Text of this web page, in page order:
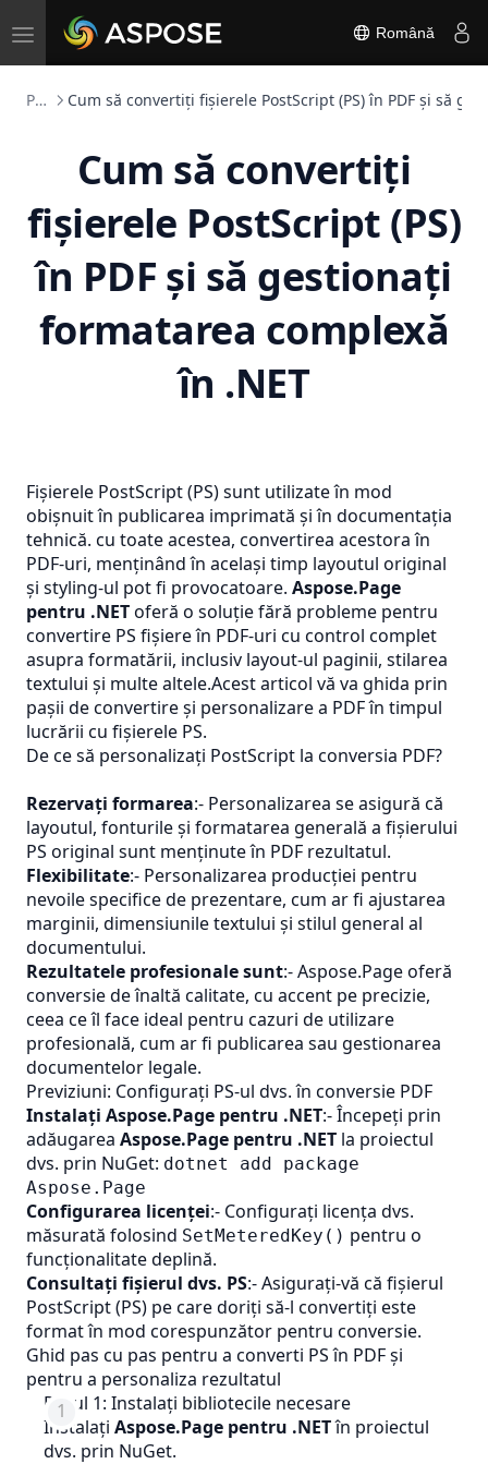
Toggle
navigation
Română
PS Convertită Cum să convertiți fișierele PostScript (PS) în PDF și să
Cum să convertiți
fișierele PostScript (PS)
în PDF și să gestionați
formatarea complexă
în .NET
Fișierele PostScript (PS) sunt utilizate în mod
obișnuit în publicarea imprimată și în documentația
tehnică. cu toate acestea, convertirea acestora în
PDF-uri, menținând în același timp layoutul original
și styling-ul pot fi provocatoare. Aspose.Page
pentru .NEToferă o soluție fără probleme pentru
convertire PS fișiere în PDF-uri cu control complet
asupra formatării, inclusiv layout-ul paginii, stilarea
textului și multe altele.Acest articol vă va ghida prin
pașii de convertire și personalizare a PDFîn timpul
lucrării cu fișierele PS.
De ce să personalizați PostScript la conversia PDF?
Rezervați formarea:- Personalizarea se asigură că
layoutul, fonturile și formatarea generală a fișierului
PS original sunt menținute în PDF rezultatul.
Flexibilitate:- Personalizarea producției pentru
nevoile specifice de prezentare, cum ar fi ajustarea
marginii, dimensiunile textului și stilul general al
documentului.
Rezultatele profesionale sunt:- Aspose.Page oferă
conversie de înaltă calitate, cu accent pe precizie,
ceea ce îl face ideal pentru cazuri de utilizare
profesională, cum ar fi publicarea sau gestionarea
documentelor legale.
Previziuni: Configurați PS-ul dvs. în conversie PDF
Instalați Aspose.Page pentru .NET:- Începeți prin
adăugarea Aspose.Page pentru .NET la proiectul
dvs. prin NuGet: dotnet add package
Aspose.Page
Configurarea licenței:- Configurați licența dvs.
măsurată folosind SetMeteredKey() pentru o
funcţionalitate deplină.
Consultați fișierul dvs. PS:- Asigurați-vă că fișierul
PostScript (PS) pe care doriți să-l convertiți este
format în mod corespunzător pentru conversie.
Ghid pas cu pas pentru a converti PS în PDF și
pentru a personaliza rezultatul
Pasul 1: Instalați bibliotecile necesare
Instalați Aspose.Page pentru .NETîn proiectul
dvs. prin NuGet.